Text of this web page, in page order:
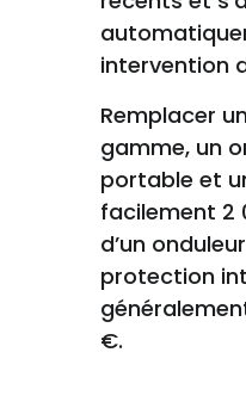
intervention
Remplacer
gamme, un
portable et
facilement 2
d’un
protection
€.